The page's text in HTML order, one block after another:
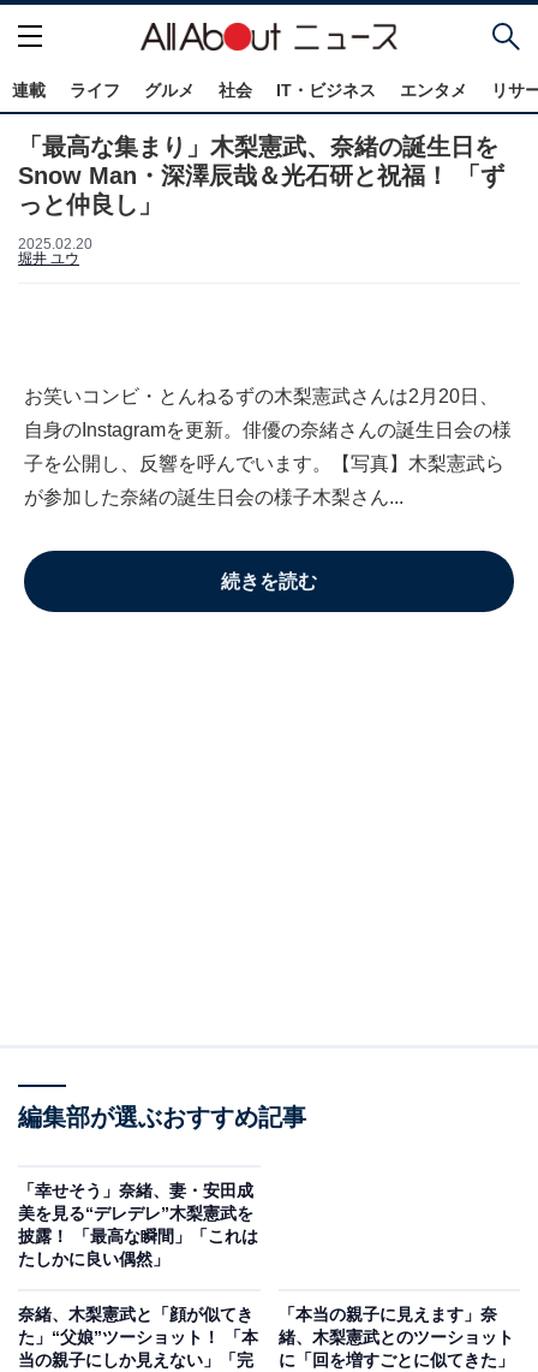
連載 ライフ グルメ 社会 IT・ビジネス エンタメ リサ
「最高な集まり」木梨憲武、奈緒の誕生日を
Snow Man・深澤辰哉＆光石研と祝福！ 「ず
っと仲良し」
2025.02.20
堀井 ユウ
お笑いコンビ・とんねるずの木梨憲武さんは2月20日、
自身のInstagramを更新。俳優の奈緒さんの誕生日会の様
子を公開し、反響を呼んでいます。【写真】木梨憲武ら
が参加した奈緒の誕生日会の様子木梨さん...
続きを読む
編集部が選ぶおすすめ記事
「幸せそう」奈緒、妻・安田成
美を見る“デレデレ”木梨憲武を
披露！ 「最高な瞬間」「これは
たしかに良い偶然」
奈緒、木梨憲武と「顔が似てき
た」“父娘”ツーショット！ 「本
当の親子にしか見えない」「完
「本当の親子に見えます」奈
緒、木梨憲武とのツーショット
に「回を増すごとに似てきた」